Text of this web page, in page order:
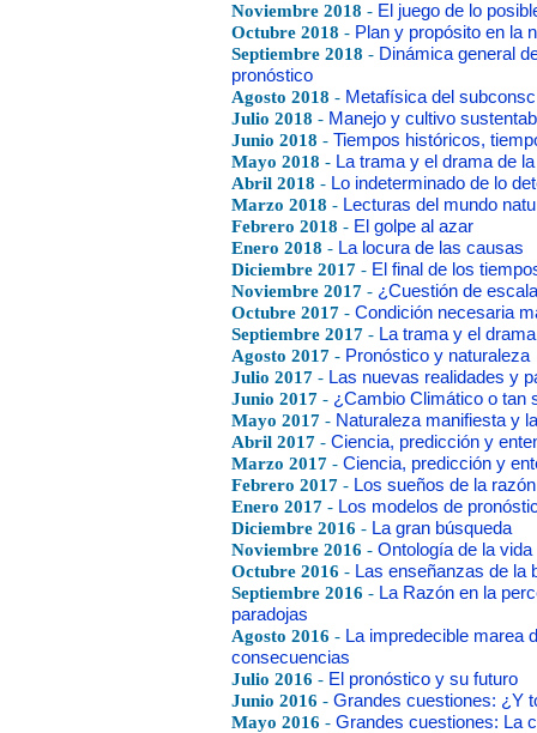
Noviembre 2018 - El juego de lo
Octubre 2018 - Plan y propósito en la
Septiembre 2018 - Dinámica general
pronóstico
Agosto 2018 - Metafísica del
Julio 2018 - Manejo y cultivo
Junio 2018 - Tiempos históricos,
Mayo 2018 - La trama y el drama de
Abril 2018 - Lo indeterminado de lo
Marzo 2018 - Lecturas del mundo
Febrero 2018 - El golpe al azar
Enero 2018 - La locura de las causas
Diciembre 2017 - El final de los
Noviembre 2017 - ¿Cuestión de
Octubre 2017 - Condición necesaria
Septiembre 2017 - La trama y el
Agosto 2017 - Pronóstico y naturaleza
Julio 2017 - Las nuevas realidades y
Junio 2017 - ¿Cambio Climático o tan
Mayo 2017 - Naturaleza manifiesta y
Abril 2017 - Ciencia, predicción y
Marzo 2017 - Ciencia, predicción y
Febrero 2017 - Los sueños de la razón
Enero 2017 - Los modelos de
Diciembre 2016 - La gran búsqueda
Noviembre 2016 - Ontología de la
Octubre 2016 - Las enseñanzas de la
Septiembre 2016 - La Razón en la
paradojas
Agosto 2016 - La impredecible marea
consecuencias
Julio 2016 - El pronóstico y su futuro
Junio 2016 - Grandes cuestiones: ¿Y
Mayo 2016 - Grandes cuestiones: La